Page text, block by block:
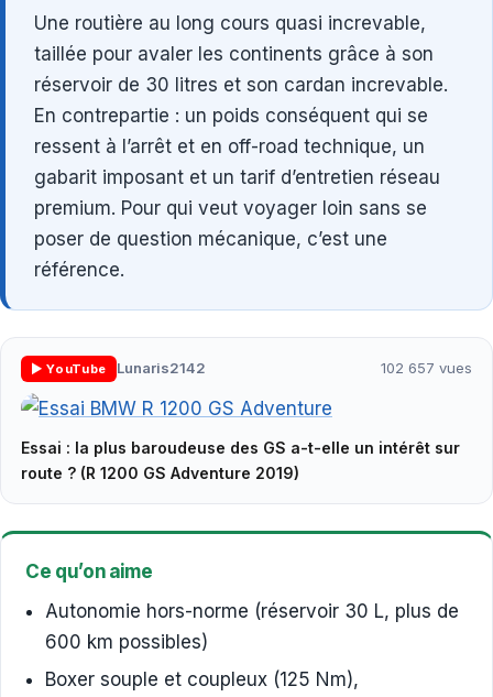
Une routière au long cours quasi increvable,
taillée pour avaler les continents grâce à son
réservoir de 30 litres et son cardan increvable.
En contrepartie : un poids conséquent qui se
ressent à l’arrêt et en off-road technique, un
gabarit imposant et un tarif d’entretien réseau
premium. Pour qui veut voyager loin sans se
poser de question mécanique, c’est une
référence.
▶ YouTube Lunaris2142 102 657 vues
▶
Essai : la plus baroudeuse des GS a-t-elle un intérêt sur
route ? (R 1200 GS Adventure 2019)
Ce qu’on aime
Autonomie hors-norme (réservoir 30 L, plus de
600 km possibles)
Boxer souple et coupleux (125 Nm),